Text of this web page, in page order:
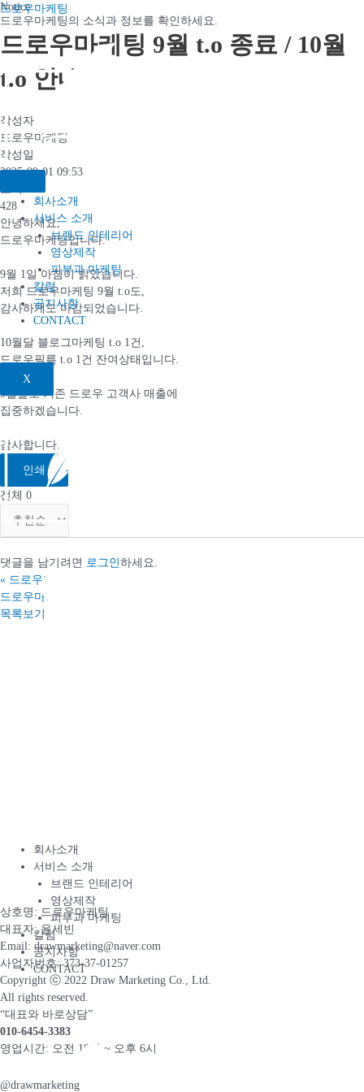
콘텐츠로
건너뛰기
드로우마케팅
회사소개
서비스 소개
브랜드 인테리어
영상제작
피부과 마케팅
칼럼
공지사항
CONTACT
X
회사소개
서비스 소개
브랜드 인테리어
영상제작
피부과 마케팅
칼럼
공지사항
CONTACT
Notice
드로우마케팅의 소식과 정보를 확인하세요.​
드로우마케팅 9월 t.o 종료 / 10월
t.o 안내
작성자
드로우마케팅
작성일
2025-09-01 09:53
조회
428
안녕하세요,
드로우마케팅입니다.
9월 1일 아침이 밝았습니다.
저희 드로우마케팅 9월 t.o도,
감사하게도 마감되었습니다.
10월달 블로그마케팅 t.o 1건,
드로우필름 t.o 1건 잔여상태입니다.
9월달도 기존 드로우 고객사 매출에
집중하겠습니다.
감사합니다.
인쇄
전체 0
댓글을 남기려면 로그인하세요.
« 드로우마케팅 8월 T.O 종료 / 9월 T.O 안내
드로우마케팅 2025 T.O 공지
목록보기
상호명: 드로우마케팅
대표자: 윤세빈
Email: drawmarketing@naver.com
사업자번호: 373-37-01257
Copyright ⓒ 2022 Draw Marketing Co., Ltd.
All rights reserved.
“대표와 바로상담”
010-6454-3383
영업시간: 오전 10시 ~ 오후 6시
@drawmarketing